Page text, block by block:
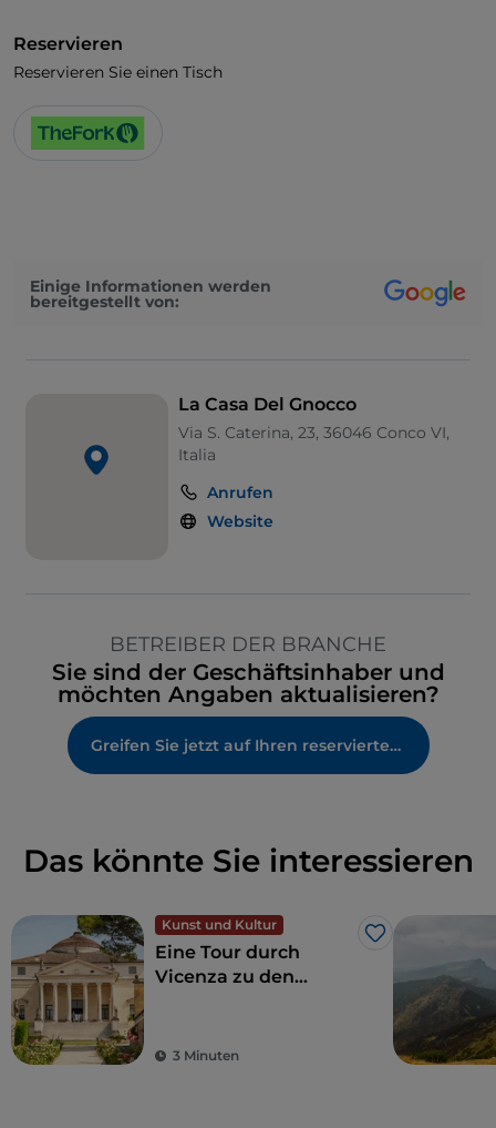
Reservieren
Reservieren Sie einen Tisch
Einige Informationen werden
bereitgestellt von:
La Casa Del Gnocco
Via S. Caterina, 23, 36046 Conco VI,
Italia
Anrufen
Website
BETREIBER DER BRANCHE
Sie sind der Geschäftsinhaber und
möchten Angaben aktualisieren?
Greifen Sie jetzt auf Ihren reservierten Bereich zu
Das könnte Sie interessieren
Kunst und Kultur
Like
Eine Tour durch
Vicenza zu den
versteckten Orten
3 Minuten